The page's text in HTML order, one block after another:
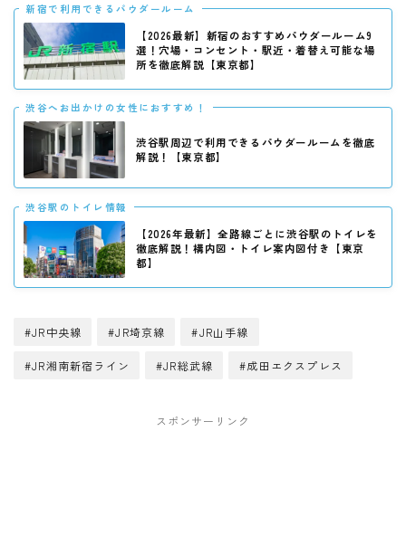
新宿で利用できるパウダールーム
【2026最新】新宿のおすすめパウダールーム9
選！穴場・コンセント・駅近・着替え可能な場
所を徹底解説【東京都】
渋谷へお出かけの女性におすすめ！
渋谷駅周辺で利用できるパウダールームを徹底
解説！【東京都】
渋谷駅のトイレ情報
【2026年最新】全路線ごとに渋谷駅のトイレを
徹底解説！構内図・トイレ案内図付き【東京
都】
#JR中央線 #JR埼京線 #JR山手線
#JR湘南新宿ライン #JR総武線 #成田エクスプレス
スポンサーリンク